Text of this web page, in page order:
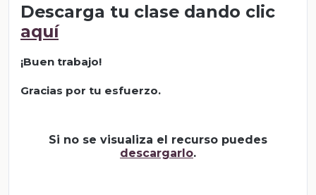
Descarga tu clase dando clic
aquí
¡Buen trabajo!
Gracias por tu esfuerzo.
Si no se visualiza el recurso puedes
descargarlo.